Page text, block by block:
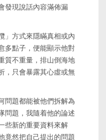
發現說話內容滿佈漏
」方式來隱瞞真相或內
多點子，便能顯示他對
質不重量，排山倒海地
，只會暴露其心虛或無
問題都能被他們拆解為
問題，我隨着他的論述
些新的重要資料來解
竟然把自己提出的問題